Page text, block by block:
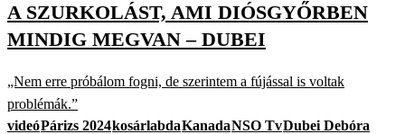
A SZURKOLÁST, AMI DIÓSGYŐRBEN
MINDIG MEGVAN – DUBEI
„Nem erre próbálom fogni, de szerintem a fújással is voltak
problémák.”
videóPárizs 2024kosárlabdaKanadaNSO TvDubei Debóra